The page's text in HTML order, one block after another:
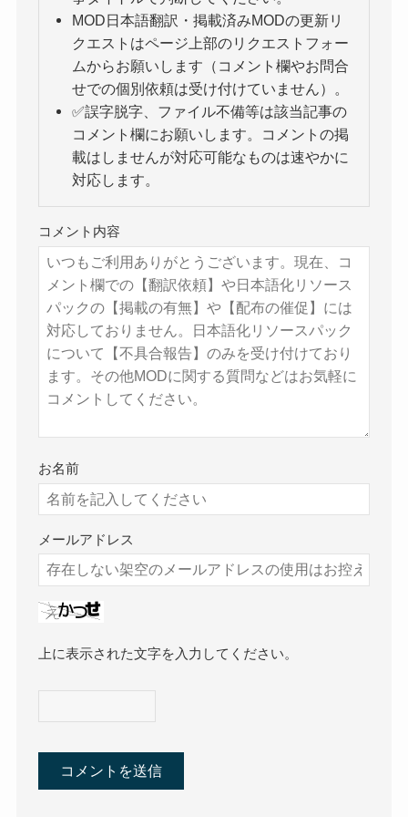
MOD日本語翻訳・掲載済みMODの更新リ
クエストはページ上部のリクエストフォー
ムからお願いします（コメント欄やお問合
せでの個別依頼は受け付けていません）。
✅誤字脱字、ファイル不備等は該当記事の
コメント欄にお願いします。コメントの掲
載はしませんが対応可能なものは速やかに
対応します。
コメント内容
お名前
メールアドレス
上に表示された文字を入力してください。